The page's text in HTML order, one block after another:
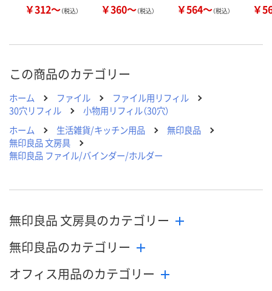
￥312～（税込） ￥360～（税込） ￥564～（税込） ￥
この商品のカテゴリー
ホーム ファイル
ファイル用リフィル
30穴リフィル
小物用リフィル（30穴）
ホーム
生活雑貨/キッチン用品
無印良品
無印良品 文房具
無印良品 ファイル/バインダー/ホルダー
無印良品 文房具のカテゴリー
無印良品のカテゴリー
オフィス用品のカテゴリー